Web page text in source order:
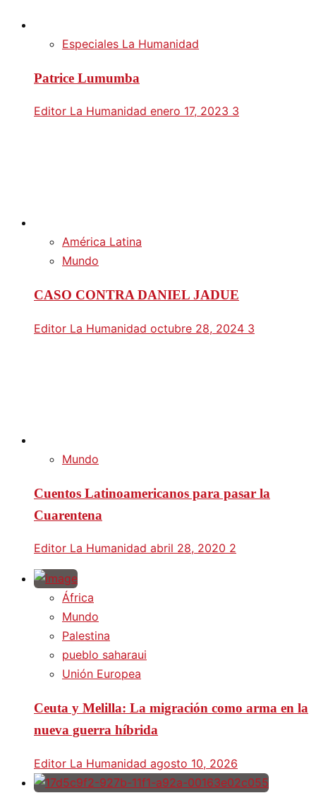
Especiales La Humanidad
Patrice Lumumba
Editor La Humanidad enero 17, 2023 3
América Latina
Mundo
CASO CONTRA DANIEL JADUE
Editor La Humanidad octubre 28, 2024 3
Mundo
Cuentos Latinoamericanos para pasar la
Cuarentena
Editor La Humanidad abril 28, 2020 2
África
Mundo
Palestina
pueblo saharaui
Unión Europea
Ceuta y Melilla: La migración como arma en la
nueva guerra híbrida
Editor La Humanidad agosto 10, 2026